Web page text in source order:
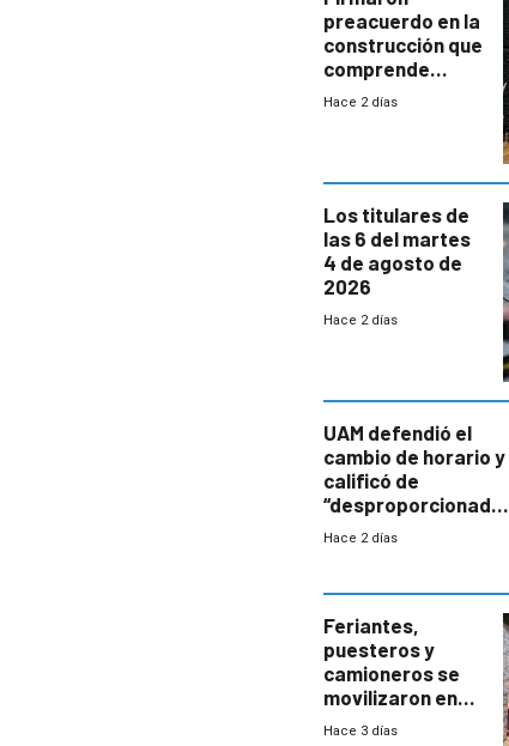
preacuerdo en la
construcción que
comprende
reducción
Hace 2 días
Los titulares de
las 6 del martes
4 de agosto de
2026
Hace 2 días
UAM defendió el
cambio de horario y
calificó de
“desproporcionado”
el bloqueo de
Hace 2 días
Feriantes,
puesteros y
camioneros se
movilizaron en
rechazo a
Hace 3 días